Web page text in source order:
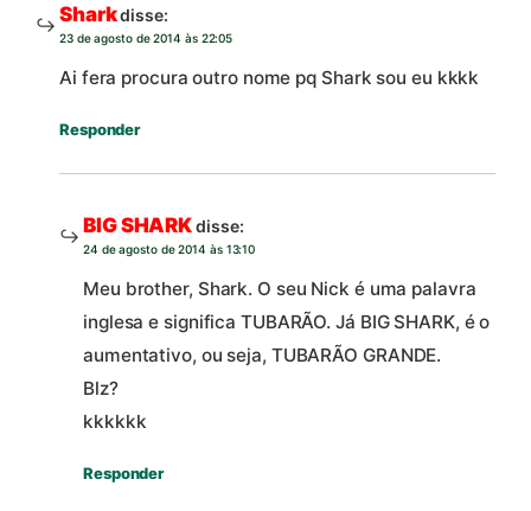
Sharkdisse:
23 de agosto de 2014 às 22:05
Ai fera procura outro nome pq Shark sou eu kkkk
Responder
BIG SHARKdisse:
24 de agosto de 2014 às 13:10
Meu brother, Shark. O seu Nick é uma palavra
inglesa e significa TUBARÃO. Já BIG SHARK, é o
aumentativo, ou seja, TUBARÃO GRANDE.
Blz?
kkkkkk
Responder